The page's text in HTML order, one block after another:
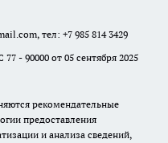
тел: +7 985 814 3429
- 90000 от 05 сентября 2025
рекомендательные
предоставления
и анализа сведений,